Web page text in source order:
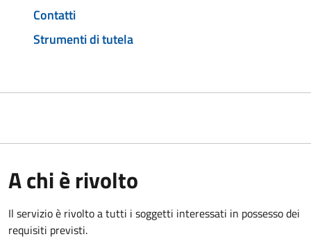
Contatti
Strumenti di tutela
A chi è rivolto
Il servizio è rivolto a tutti i soggetti interessati in possesso dei
requisiti previsti.